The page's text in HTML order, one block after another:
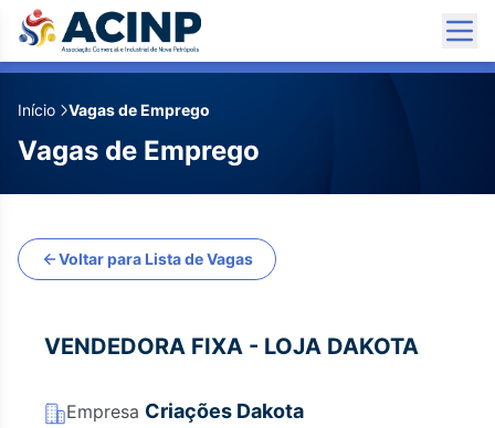
Início Vagas de Emprego
Vagas de Emprego
Voltar para Lista de Vagas
VENDEDORA FIXA - LOJA DAKOTA
Empresa Criações Dakota